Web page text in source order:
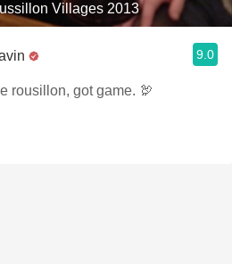
Villages 2013
9.0
rousillon, got game. 🦃